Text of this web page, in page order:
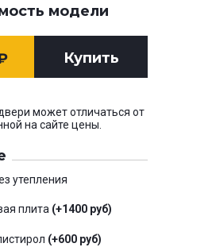
модели
Купить
может отличаться от
на сайте цены.
утепления
плита (+1400 руб)
(+600 руб)